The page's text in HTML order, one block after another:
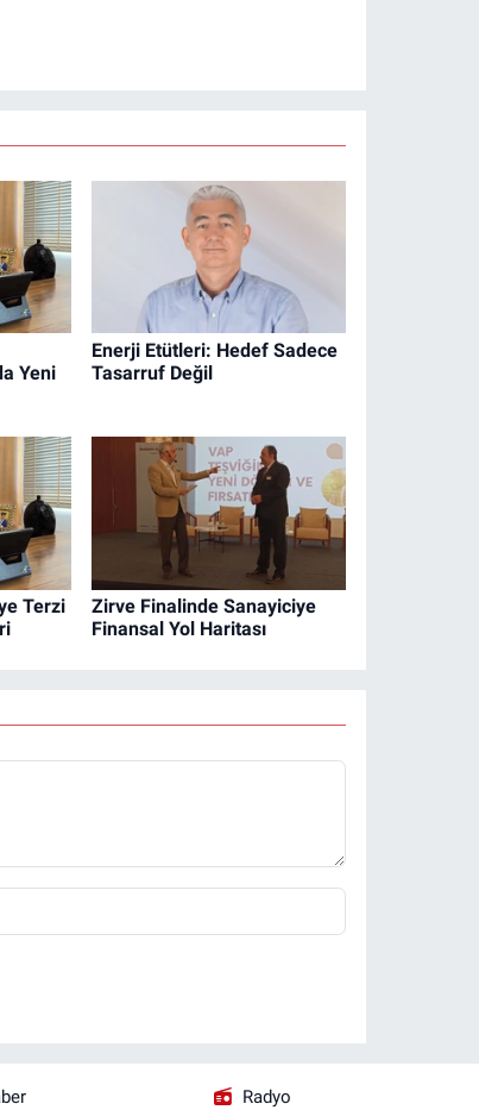
Yeni
Enerji Etütleri: Hedef Sadece
Tasarruf Değil
Terzi
Zirve Finalinde Sanayiciye
Finansal Yol Haritası
Radyo